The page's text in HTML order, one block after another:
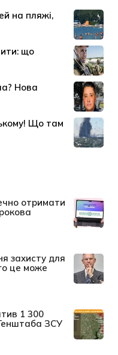
отримати
захисту для
це може
1 300
ЗСУ